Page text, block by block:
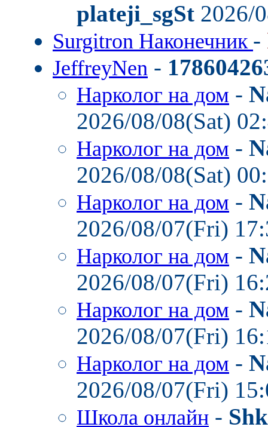
plateji_sgSt 2026/
Surgitron Наконечник -
JeffreyNen -
Нарколог на дом -
2026/08/08(Sat)
Нарколог на дом -
2026/08/08(Sat)
Нарколог на дом -
2026/08/07(Fri)
Нарколог на дом -
2026/08/07(Fri)
Нарколог на дом -
2026/08/07(Fri)
Нарколог на дом -
2026/08/07(Fri)
Школа онлайн -